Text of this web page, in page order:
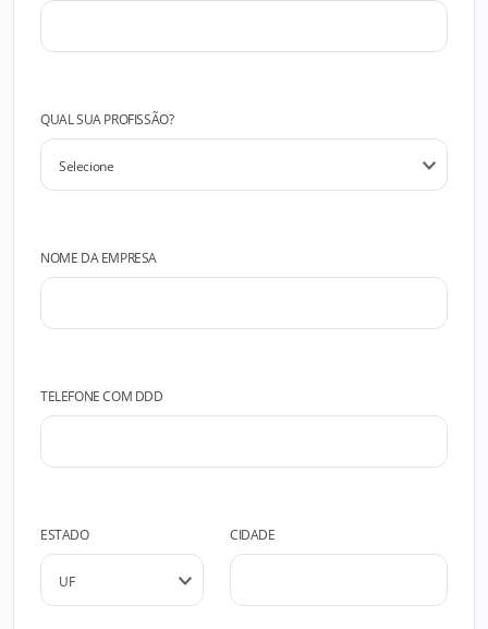
QUAL SUA PROFISSÃO?
NOME DA EMPRESA
TELEFONE COM DDD
ESTADO CIDADE